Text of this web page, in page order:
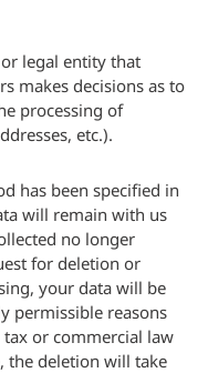
legal entity that
makes decisions as to
processing of
etc.).
has been specified in
will remain with us
no longer
for deletion or
your data will be
permissible reasons
or commercial law
the deletion will take